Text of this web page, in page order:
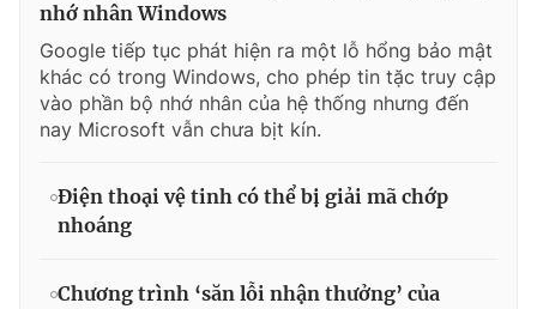
nhớ nhân Windows
Google tiếp tục phát hiện ra một lỗ hổng bảo mật
khác có trong Windows, cho phép tin tặc truy cập
vào phần bộ nhớ nhân của hệ thống nhưng đến
nay Microsoft vẫn chưa bịt kín.
Điện thoại vệ tinh có thể bị giải mã chớp
nhoáng
Chương trình ‘săn lỗi nhận thưởng’ của